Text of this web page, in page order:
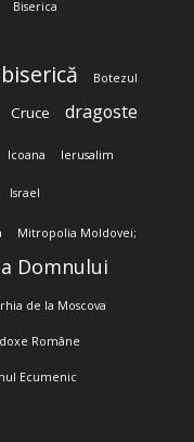
Biserica
biserică Botezul
Cruce dragoste
Icoana Ierusalim
Israel
Mitropolia Moldovei;
Domnului
de la Moscova
Române
Ecumenic